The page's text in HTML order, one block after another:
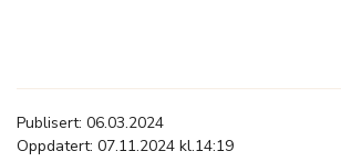
Publisert: 06.03.2024
Oppdatert: 07.11.2024 kl.14:19